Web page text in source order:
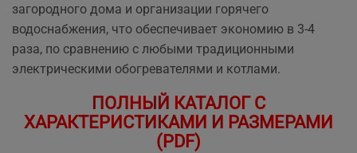
загородного дома и организации горячего
водоснабжения, что обеспечивает экономию в 3-4
раза, по сравнению с любыми традиционными
электрическими обогревателями и котлами.
ПОЛНЫЙ КАТАЛОГ С
ХАРАКТЕРИСТИКАМИ И РАЗМЕРАМИ
(PDF)